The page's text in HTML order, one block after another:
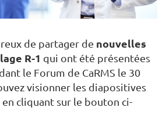
de partager de nouvelles
R-1 qui ont été présentées
le Forum de CaRMS le 30
visionner les diapositives
cliquant sur le bouton ci-